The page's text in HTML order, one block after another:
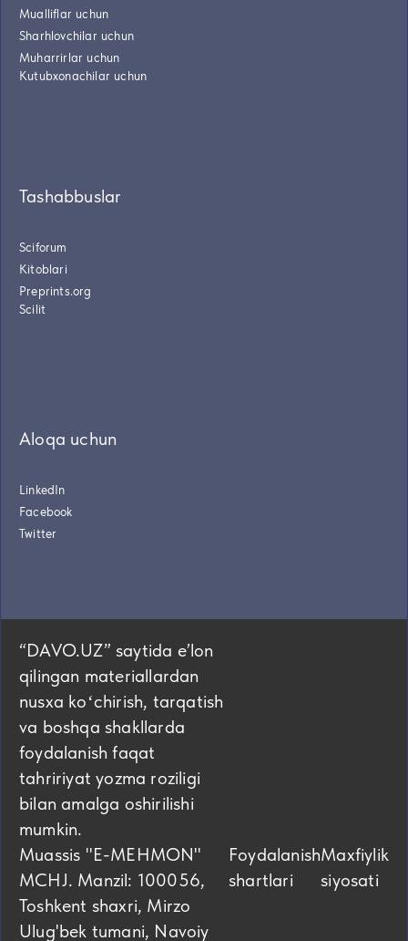
Mualliflar uchun
Sharhlovchilar uchun
Muharrirlar uchun
Kutubxonachilar uchun
Tashabbuslar
Sciforum
Kitoblari
Preprints.org
Scilit
Aloqa uchun
LinkedIn
Facebook
Twitter
“DAVO.UZ” saytida eʼlon
qilingan materiallardan
nusxa koʻchirish, tarqatish
va boshqa shakllarda
foydalanish faqat
tahririyat yozma roziligi
bilan amalga oshirilishi
mumkin.
Muassis "E-MEHMON"
MCHJ. Manzil: 100056,
Toshkent shaxri, Mirzo
Ulug'bek tumani, Navoiy
Foydalanish
shartlari
Maxfiylik
siyosati